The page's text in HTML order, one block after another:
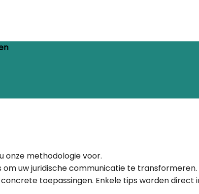
onze methodologie voor.
uw juridische communicatie te transformeren.
toepassingen. Enkele tips worden direct